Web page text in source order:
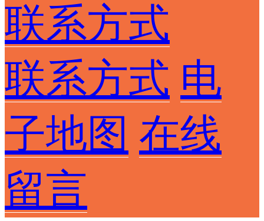
联系方式
联系方式 电
子地图 在线
留言